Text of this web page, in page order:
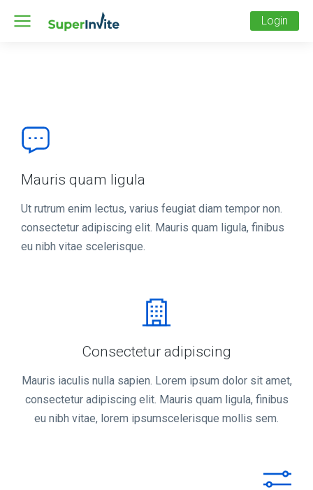
Login
Mauris quam ligula
Ut rutrum enim lectus, varius feugiat diam tempor non.
consectetur adipiscing elit. Mauris quam ligula, finibus
eu nibh vitae scelerisque.
Consectetur adipiscing
Mauris iaculis nulla sapien. Lorem ipsum dolor sit amet,
consectetur adipiscing elit. Mauris quam ligula, finibus
eu nibh vitae, lorem ipsumscelerisque mollis sem.